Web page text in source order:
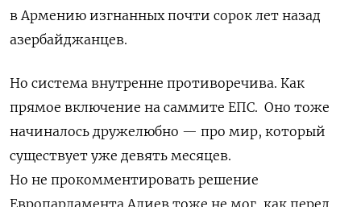
в Армению изгнанных почти сорок лет назад
азербайджанцев.
Но система внутренне противоречива. Как
прямое включение на саммите ЕПС. Оно тоже
начиналось дружелюбно — про мир, который
существует уже девять месяцев.
Но не прокомментировать решение
Европарламента Алиев тоже не мог, как перед